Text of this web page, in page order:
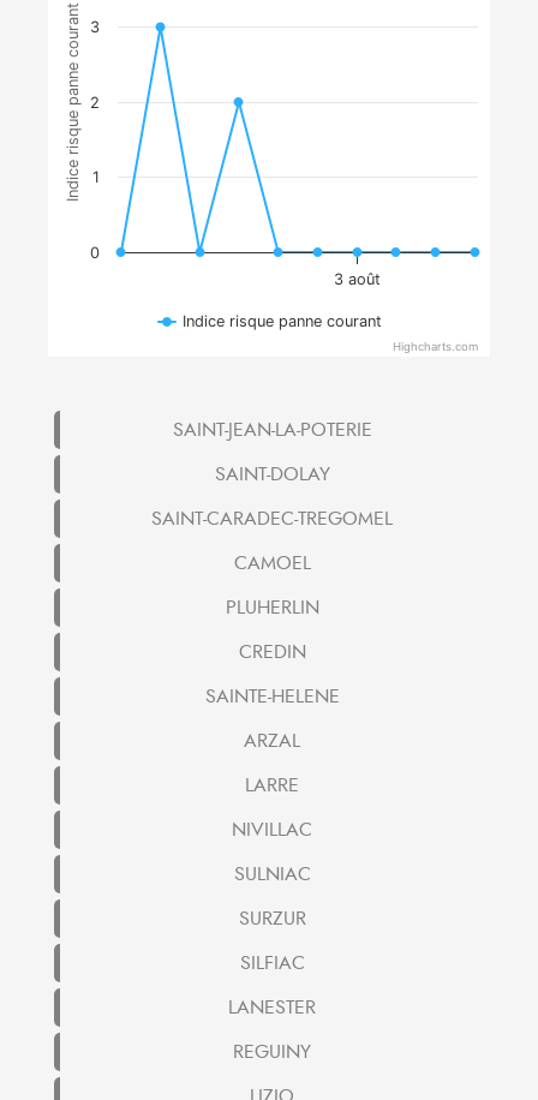
Indice risque panne courant
3 août
0
1
2
3
Indice risque panne courant
Highcharts.com
SAINT-JEAN-LA-POTERIE
SAINT-DOLAY
SAINT-CARADEC-TREGOMEL
CAMOEL
PLUHERLIN
CREDIN
SAINTE-HELENE
ARZAL
LARRE
NIVILLAC
SULNIAC
SURZUR
SILFIAC
LANESTER
REGUINY